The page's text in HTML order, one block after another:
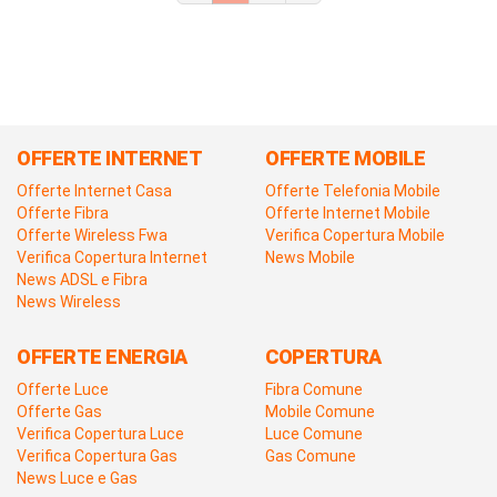
OFFERTE INTERNET
Offerte Internet Casa
Offerte Fibra
Offerte Wireless Fwa
Verifica Copertura Internet
News ADSL e Fibra
News Wireless
OFFERTE MOBILE
Offerte Telefonia Mobile
Offerte Internet Mobile
Verifica Copertura Mobile
News Mobile
OFFERTE ENERGIA
Offerte Luce
Offerte Gas
Verifica Copertura Luce
Verifica Copertura Gas
News Luce e Gas
COPERTURA
Fibra Comune
Mobile Comune
Luce Comune
Gas Comune